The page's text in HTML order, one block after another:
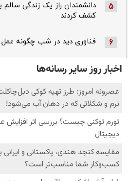
5
دانشمندان راز یک زندگی سالم
کشف کردند
6 فناوری دید در شب چگونه